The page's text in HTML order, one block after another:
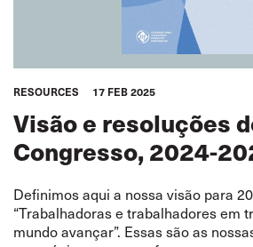
RESOURCES 17 FEB 2025
Visão e resoluções
Congresso, 2024-
Definimos aqui a nossa visão para
“Trabalhadoras e trabalhadores em
mundo avançar”. Essas são as